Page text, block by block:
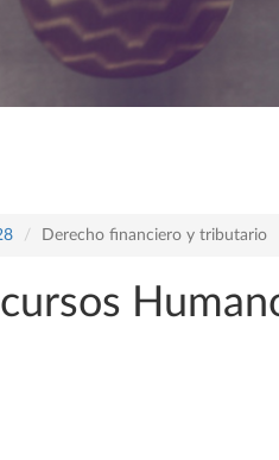
Derecho financiero y tributario